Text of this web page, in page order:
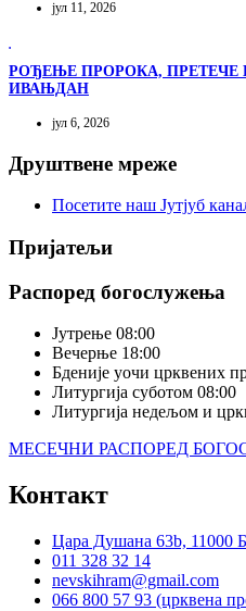
јул 11, 2026
РОЂЕЊЕ ПРОРОКА, ПРЕТЕЧЕ
ИВАЊДАН
јул 6, 2026
Друштвене мреже
Посетите наш Јутјуб
Пријатељи
Распоред богослужења
Јутрење 08:00
Вечерње 18:00
Бденије уочи црквених
Литургија суботом 08:00
Литургија недељом и
МЕСЕЧНИ РАСПОРЕД
Контакт
Цара Душана 63b, 11000
011 328 32 14
nevskihram@gmail.com
066 800 57 93 (црквена